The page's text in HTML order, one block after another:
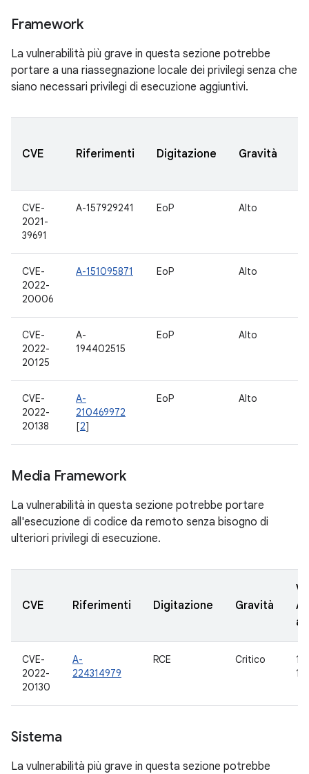
Framework
La vulnerabilità più grave in questa sezione potrebbe
portare a una riassegnazione locale dei privilegi senza che
siano necessari privilegi di esecuzione aggiuntivi.
CVE Riferimenti Digitazione Gravità
CVE-
2021-
39691
A-157929241 EoP Alto
CVE-
2022-
20006
A-151095871 EoP Alto
CVE-
2022-
20125
A-
194402515
EoP Alto
CVE-
2022-
20138
A-
210469972
[2]
EoP Alto
Media Framework
La vulnerabilità in questa sezione potrebbe portare
all'esecuzione di codice da remoto senza bisogno di
ulteriori privilegi di esecuzione.
CVE Riferimenti Digitazione Gravità
CVE-
2022-
20130
A-
224314979
RCE Critico
Sistema
La vulnerabilità più grave in questa sezione potrebbe